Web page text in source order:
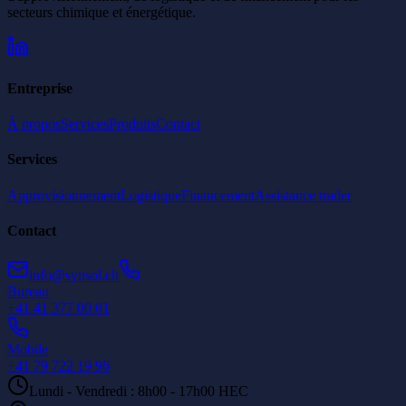
secteurs chimique et énergétique.
Entreprise
À proposServicesProduitsContact
Services
ApprovisionnementLogistiqueFinancementAssistance trader
Contact
info@synsol.ch
Bureau
+41 41 377 00 01
Mobile
+41 79 722 19 96
Lundi - Vendredi : 8h00 - 17h00 HEC